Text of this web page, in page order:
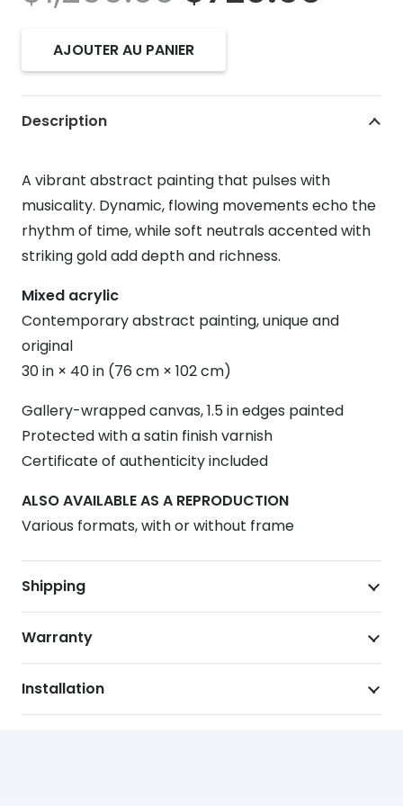
prix
initial
était :
$1,200.00.
quantité
Allegro
AJOUTER AU PANIER
Description
A vibrant abstract painting that pulses with
musicality. Dynamic, flowing movements echo the
rhythm of time, while soft neutrals accented with
striking gold add depth and richness.
Mixed acrylic
Contemporary abstract painting, unique and
original
30 in × 40 in (76 cm × 102 cm)
Gallery-wrapped canvas, 1.5 in edges painted
Protected with a satin finish varnish
Certificate of authenticity included
ALSO AVAILABLE AS A REPRODUCTION
Various formats, with or without frame
Shipping
Warranty
Installation